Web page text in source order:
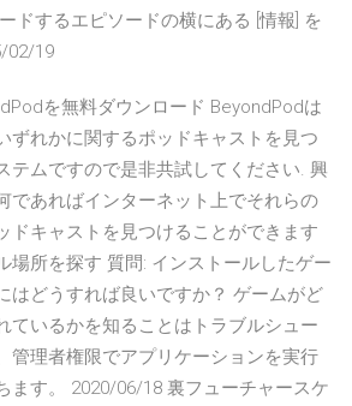
ドするエピソードの横にある [情報] を
02/19
を無料ダウンロード BeyondPodは
ずれかに関するポッドキャストを見つ
テムですので是非共試してください. 興
であればインターネット上でそれらの
ドキャストを見つけることができます
場所を探す 質問: インストールしたゲー
はどうすれば良いですか？ ゲームがど
ているかを知ることはトラブルシュー
管理者権限でアプリケーションを実行
ます。 2020/06/18 裏フューチャースケ